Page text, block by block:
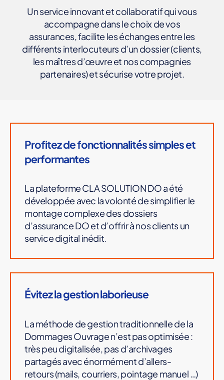
Un service innovant et collaboratif qui vous
accompagne dans le choix de vos
assurances, facilite les échanges entre les
différents interlocuteurs d’un dossier (clients,
les maîtres d’œuvre et nos compagnies
partenaires) et sécurise votre projet.
Profitez de fonctionnalités simples et
performantes
La plateforme CLA SOLUTION DO a été
développée avec la volonté de simplifier le
montage complexe des dossiers
d’assurance DO et d’offrir à nos clients un
service digital inédit.
Évitez la gestion laborieuse
La méthode de gestion traditionnelle de la
Dommages Ouvrage n’est pas optimisée :
très peu digitalisée, pas d’archivages
partagés avec énormément d’allers-
retours (mails, courriers, pointage manuel …)